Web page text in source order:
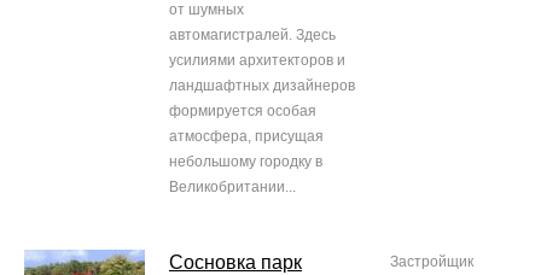
от шумных
автомагистралей. Здесь
усилиями архитекторов и
ландшафтных дизайнеров
формируется особая
атмосфера, присущая
небольшому городку в
Великобритании...
Сосновка парк
Застройщик